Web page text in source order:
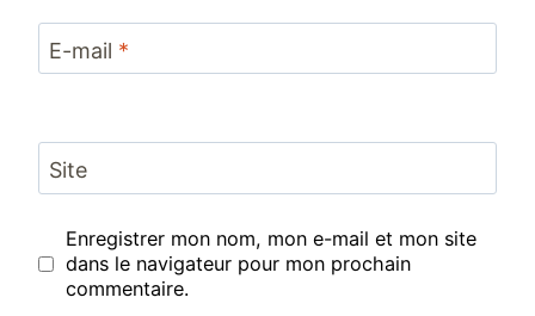
E-mail *
Site
Enregistrer mon nom, mon e-mail et mon site
dans le navigateur pour mon prochain
commentaire.